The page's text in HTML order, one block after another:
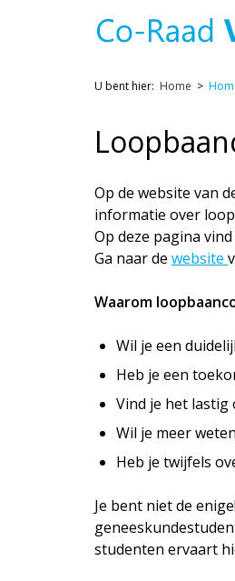
U bent hier: Home
Op de website van
informatie over
Op deze pagina
Ga naar de website
Waarom
Wil je een
Heb je een
Vind je het lastig
Wil je meer
Heb je twijfels
Je bent niet de
studenten ervaart